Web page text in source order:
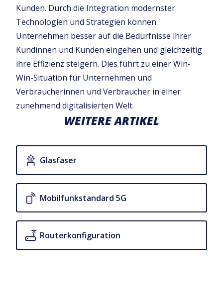
Kunden. Durch die Integration modernster
Technologien und Strategien können
Unternehmen besser auf die Bedürfnisse ihrer
Kundinnen und Kunden eingehen und gleichzeitig
ihre Effizienz steigern. Dies führt zu einer Win-
Win-Situation für Unternehmen und
Verbraucherinnen und Verbraucher in einer
zunehmend digitalisierten Welt.
WEITERE ARTIKEL
Glasfaser
Mobilfunk­standard 5G
Routerkonfiguration